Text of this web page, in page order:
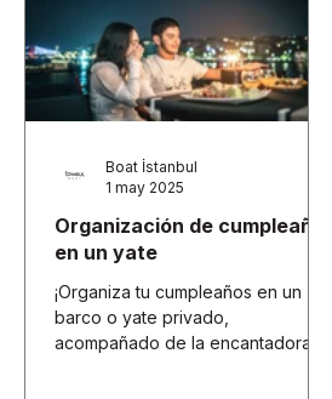
Organización de cumpleaños
en un yate
¡Organiza tu cumpleaños en un
barco o yate privado,
acompañado de la encantadora
Boat İstanbul
1 may 2025